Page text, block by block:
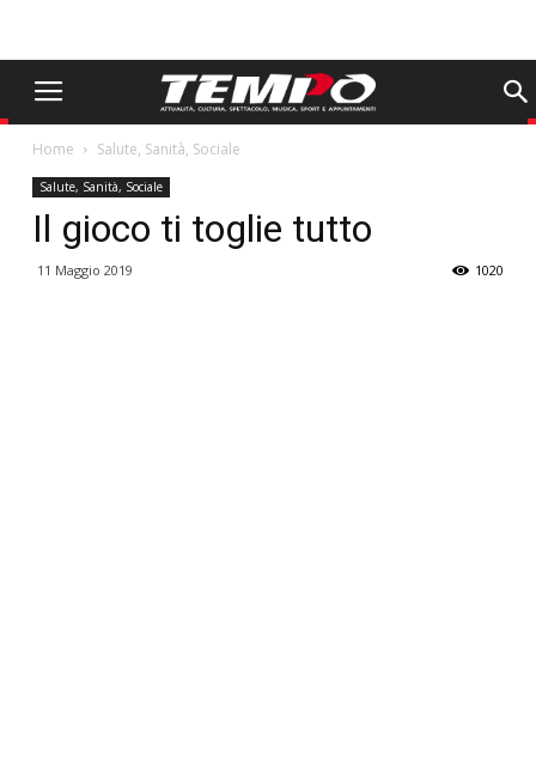
Home Salute, Sanità, Sociale
Salute, Sanità, Sociale
Il gioco ti toglie tutto
11 Maggio 2019 1020